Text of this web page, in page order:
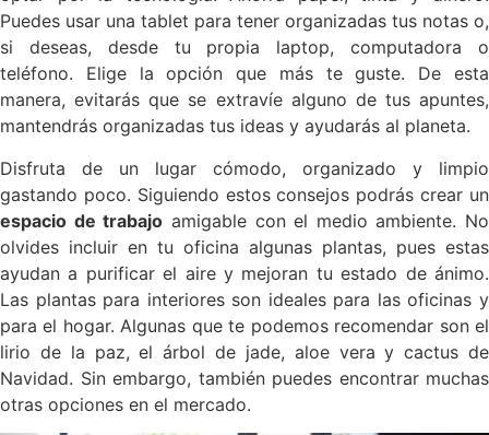
Puedes usar una tablet para tener organizadas tus notas o,
si deseas, desde tu propia laptop, computadora o
teléfono. Elige la opción que más te guste. De esta
manera, evitarás que se extravíe alguno de tus apuntes,
mantendrás organizadas tus ideas y ayudarás al planeta.
Disfruta de un lugar cómodo, organizado y limpio
gastando poco. Siguiendo estos consejos podrás crear un
espacio de trabajo amigable con el medio ambiente. No
olvides incluir en tu oficina algunas plantas, pues estas
ayudan a purificar el aire y mejoran tu estado de ánimo.
Las plantas para interiores son ideales para las oficinas y
para el hogar. Algunas que te podemos recomendar son el
lirio de la paz, el árbol de jade, aloe vera y cactus de
Navidad. Sin embargo, también puedes encontrar muchas
otras opciones en el mercado.